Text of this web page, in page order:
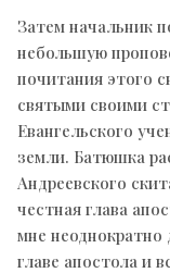
Затем начальник
небольшую
почитания этого
святыми своими
Евангельского
земли. Батюшка
Андреевского
честная глава
мне неоднократно
главе апостола и